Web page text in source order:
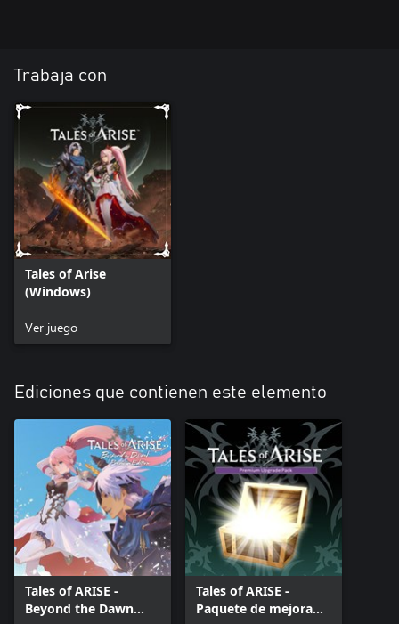
Trabaja con
Tales of Arise
(Windows)
Ver juego
Ediciones que contienen este elemento
Tales of ARISE -
Beyond the Dawn
Tales of ARISE -
Paquete de mejora